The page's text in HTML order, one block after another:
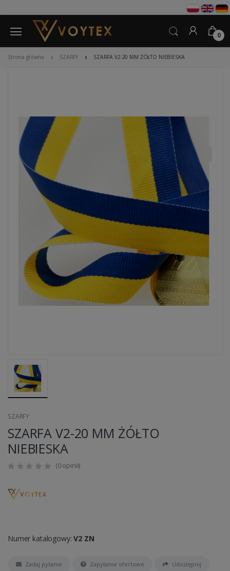
0
Strona główna SZARFY SZARFA V2-20 MM ŻÓŁTO NIEBIESKA
SZARFY
SZARFA V2-20 MM ŻÓŁTO
NIEBIESKA
(0 opinii)
Numer katalogowy:V2 ZN
Zadaj pytanie Zapytanie ofertowe Udostępnij